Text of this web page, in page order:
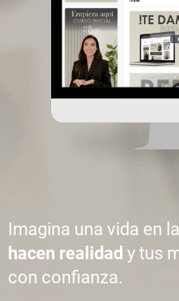
Imagina una vida en
hacen realidad y tus
con confianza.